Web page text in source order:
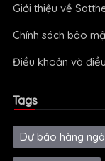
Giới thiệu về
Chính sách bảo
Điều khoản và
Tags
Dự báo hàng